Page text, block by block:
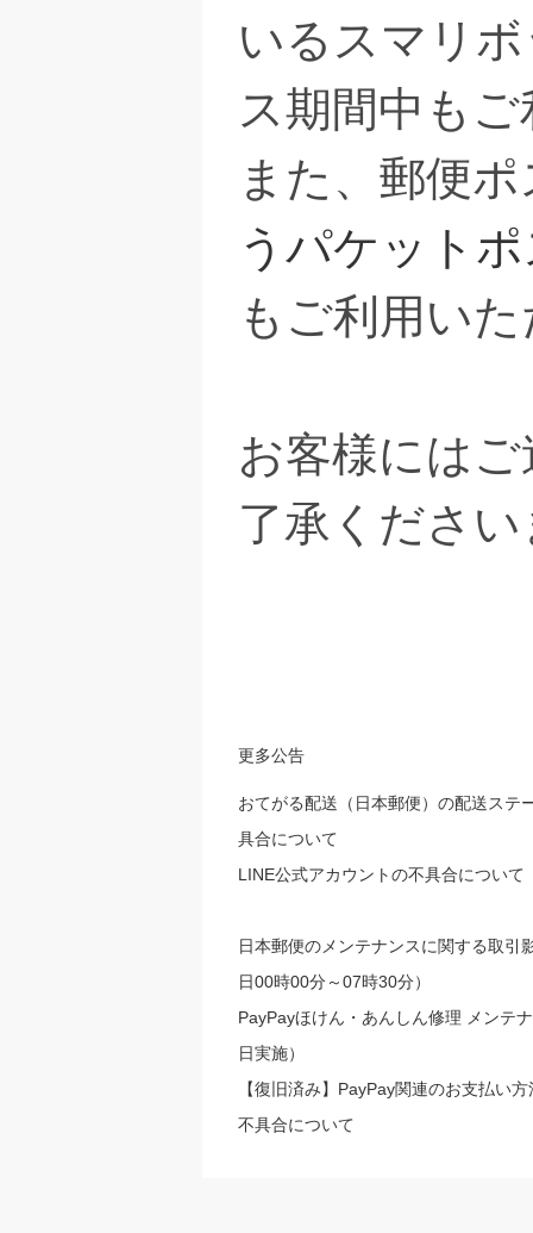
いるスマリ
ス期間中も
また、郵便
うパケット
もご利用い
お客様には
了承くださ
更多公告
おてがる配送（日本郵便）の配送ステ
具合について
LINE公式アカウントの不具合について
日本郵便のメンテナンスに関する取引
日00時00分～07時30分）
PayPayほけん・あんしん修理 メンテ
日実施）
【復旧済み】PayPay関連のお支払い
不具合について